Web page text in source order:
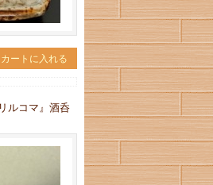
カートに入れる
ルコマ』酒呑